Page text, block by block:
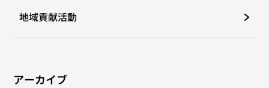
地域貢献活動
アーカイブ